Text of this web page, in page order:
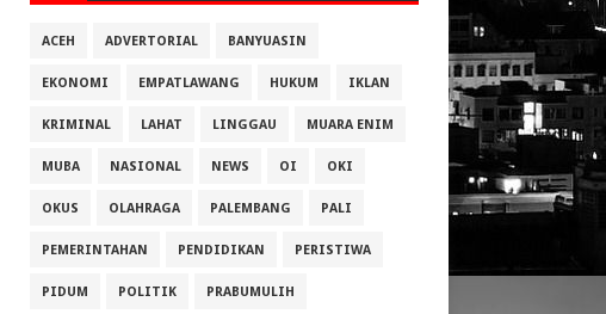
ACEH ADVERTORIAL BANYUASIN
EKONOMI EMPATLAWANG HUKUM IKLAN
KRIMINAL LAHAT LINGGAU MUARA ENIM
MUBA NASIONAL NEWS OI OKI
OKUS OLAHRAGA PALEMBANG PALI
PEMERINTAHAN PENDIDIKAN PERISTIWA
PIDUM POLITIK PRABUMULIH